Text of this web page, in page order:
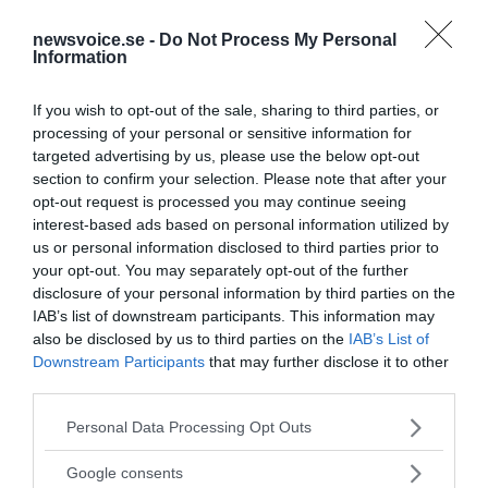
newsvoice.se - Do Not Process My Personal
Information
If you wish to opt-out of the sale, sharing to third parties, or
processing of your personal or sensitive information for
targeted advertising by us, please use the below opt-out
section to confirm your selection. Please note that after your
opt-out request is processed you may continue seeing
interest-based ads based on personal information utilized by
us or personal information disclosed to third parties prior to
your opt-out. You may separately opt-out of the further
disclosure of your personal information by third parties on the
IAB’s list of downstream participants. This information may
also be disclosed by us to third parties on the IAB’s List of
Downstream Participants that may further disclose it to other
Please note that this website/app uses one or more Google
not limited to your visit or usage behaviour. You may click to
Personal Data Processing Opt Outs
Google consents
Tankesmedjan Kreaprenör: En
plan för Sverige är redan
lanserad av ett parti